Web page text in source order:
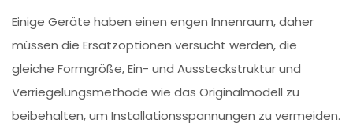
Einige Geräte haben einen engen Innenraum, daher
müssen die Ersatzoptionen versucht werden, die
gleiche Formgröße, Ein- und Aussteckstruktur und
Verriegelungsmethode wie das Originalmodell zu
beibehalten, um Installationsspannungen zu vermeiden.